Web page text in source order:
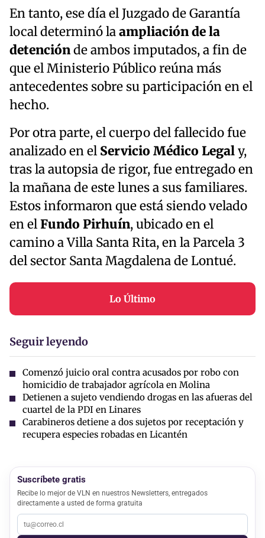
En tanto, ese día el Juzgado de Garantía
local determinó laampliación de la
detenciónde ambos imputados, a fin de
que el Ministerio Público reúna más
antecedentes sobre su participación en el
hecho.
Por otra parte, el cuerpo del fallecido fue
analizado en el Servicio Médico Legaly,
tras la autopsia de rigor, fue entregado en
la mañana de este lunes a sus familiares.
Estos informaron que está siendo velado
en elFundo Pirhuín, ubicado en el
camino a Villa Santa Rita, en la Parcela 3
del sector Santa Magdalena de Lontué.
Lo Último
Seguir leyendo
Comenzó juicio oral contra acusados por robo con
homicidio de trabajador agrícola en Molina
Detienen a sujeto vendiendo drogas en las afueras del
cuartel de la PDI en Linares
Carabineros detiene a dos sujetos por receptación y
recupera especies robadas en Licantén
Suscríbete gratis
Recibe lo mejor de VLN en nuestros Newsletters, entregados
directamente a usted de forma gratuita